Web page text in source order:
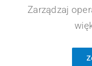
Zarządzaj